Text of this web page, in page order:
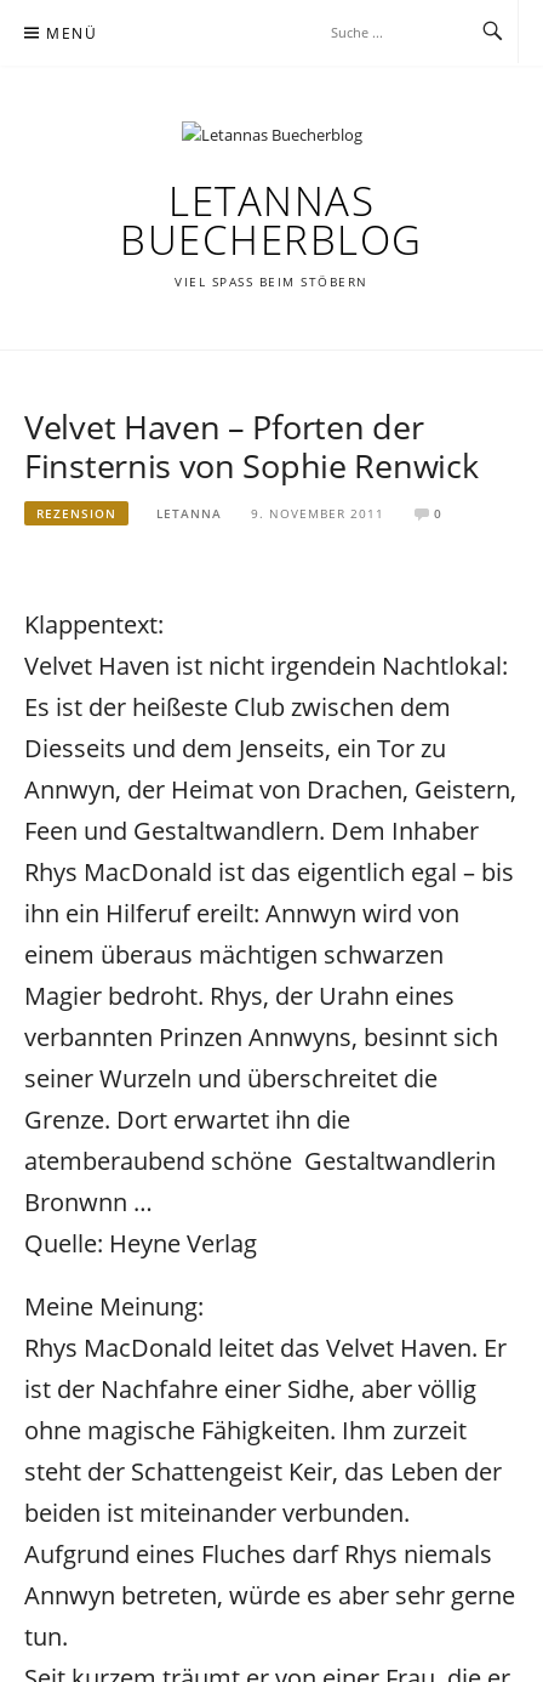
Inhalt MENÜ
LETANNAS
BUECHERBLOG
VIEL SPASS BEIM STÖBERN
Velvet Haven – Pforten der
Finsternis von Sophie Renwick
REZENSION LETANNA 9. NOVEMBER 2011 0
Klappentext:
Velvet Haven ist nicht irgendein Nachtlokal:
Es ist der heißeste Club zwischen dem
Diesseits und dem Jenseits, ein Tor zu
Annwyn, der Heimat von Drachen, Geistern,
Feen und Gestaltwandlern. Dem Inhaber
Rhys MacDonald ist das eigentlich egal – bis
ihn ein Hilferuf ereilt: Annwyn wird von
einem überaus mächtigen schwarzen
Magier bedroht. Rhys, der Urahn eines
verbannten Prinzen Annwyns, besinnt sich
seiner Wurzeln und überschreitet die
Grenze. Dort erwartet ihn die
atemberaubend schöne Gestaltwandlerin
Bronwnn …
Quelle: Heyne Verlag
Meine Meinung:
Rhys MacDonald leitet das Velvet Haven. Er
ist der Nachfahre einer Sidhe, aber völlig
ohne magische Fähigkeiten. Ihm zurzeit
steht der Schattengeist Keir, das Leben der
beiden ist miteinander verbunden.
Aufgrund eines Fluches darf Rhys niemals
Annwyn betreten, würde es aber sehr gerne
tun.